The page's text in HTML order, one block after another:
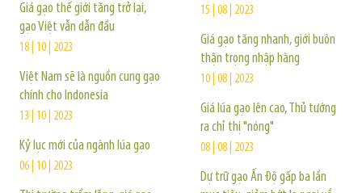
Giá gạo thế giới tăng trở lại,
gạo Việt vẫn dẫn đầu
18 | 10 | 2023
Việt Nam sẽ là nguồn cung gạo
chính cho Indonesia
13 | 10 | 2023
Kỷ lục mới của ngành lúa gạo
06 | 10 | 2023
15 | 08 | 2023
Giá gạo tăng nhanh, giới buôn
thận trọng nhập hàng
10 | 08 | 2023
Giá lúa gạo lên cao, Thủ tướng
ra chỉ thị "nóng"
08 | 08 | 2023
Dự trữ gạo Ấn Độ gấp ba lần